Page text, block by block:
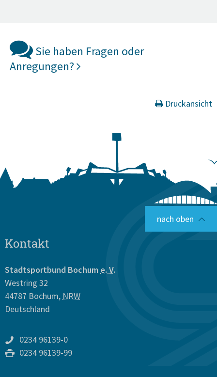
Sie haben Fragen oder
Anregungen?
Druckansicht
nach oben
Kontakt
Stadtsportbund Bochum e. V.
Westring 32
44787 Bochum, NRW
Deutschland
0234 96139-0
0234 96139-99